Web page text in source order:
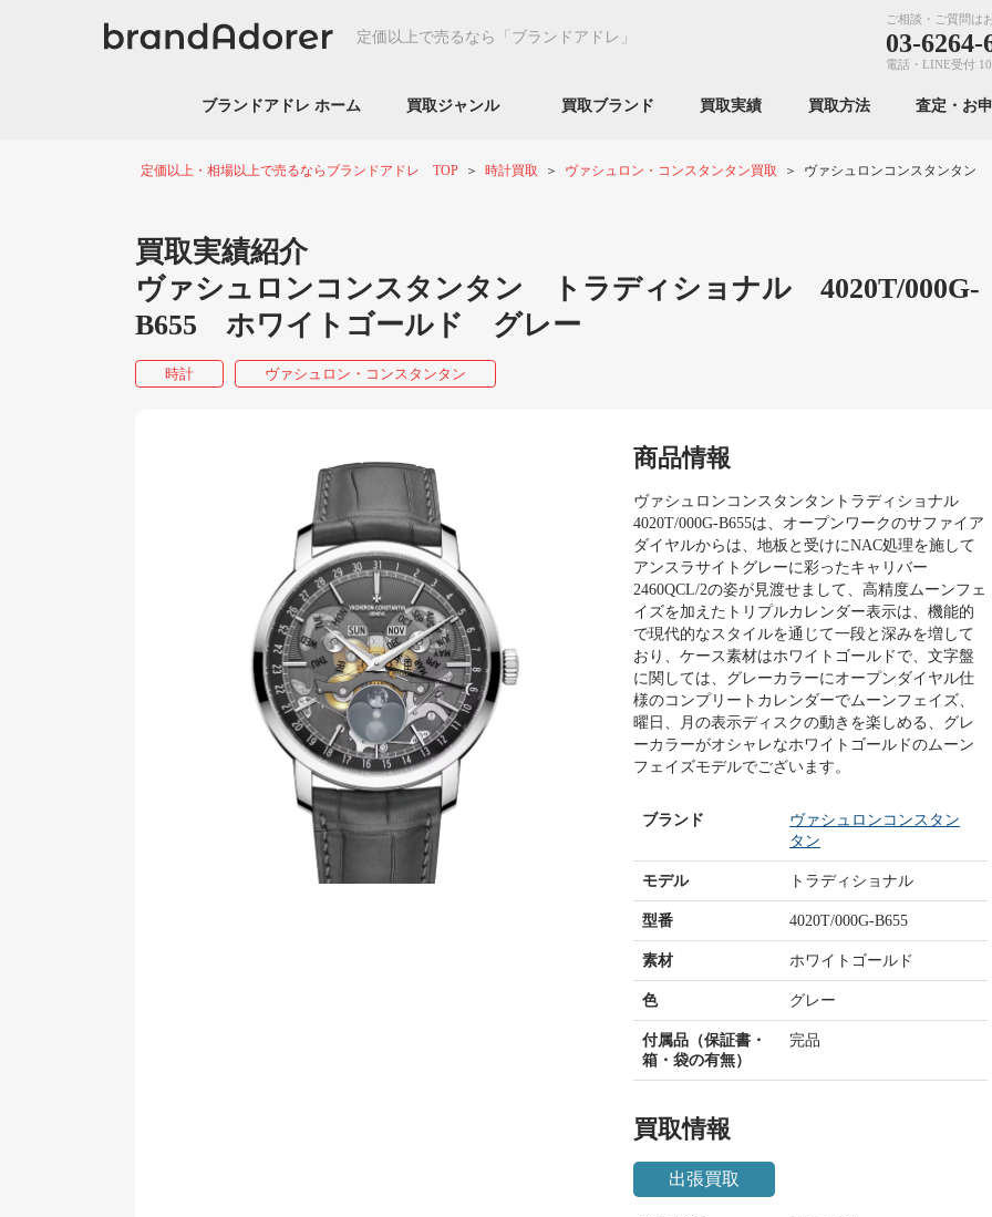
定価以上で売るなら 「ブランドアドレ」
ご相談・ご質問は
03-6264-
電話・LINE受付
ブランドアドレ ホーム 買取ジャンル 買取ブランド 買取実績 買取方法 査定・お
定価以上・相場以上で売るならブランドアドレ TOP 時計買取 ヴァシュロン・コンスタンタン買取 ヴァシュロンコンスタンタン
買取実績紹介
ヴァシュロンコンスタンタン トラディショナル 4020T/000G-
B655 ホワイトゴールド グレー
時計 ヴァシュロン・コンスタンタン
商品情報
ヴァシュロンコンスタンタントラディショナル
4020T/000G-B655は、オープンワークのサファイア
ダイヤルからは、地板と受けにNAC処理を施して
アンスラサイトグレーに彩ったキャリバー
2460QCL/2の姿が見渡せまして、高精度ムーンフェ
イズを加えたトリプルカレンダー表示は、機能的
で現代的なスタイルを通じて一段と深みを増して
おり、ケース素材はホワイトゴールドで、文字盤
に関しては、グレーカラーにオープンダイヤル仕
様のコンプリートカレンダーでムーンフェイズ、
曜日、月の表示ディスクの動きを楽しめる、グレ
ーカラーがオシャレなホワイトゴールドのムーン
フェイズモデルでございます。
ブランド
ヴァシュロンコンスタン
タン
モデル トラディショナル
型番 4020T/000G-B655
素材 ホワイトゴールド
色 グレー
付属品（保証書・
箱・袋の有無）
完品
買取情報
出張買取